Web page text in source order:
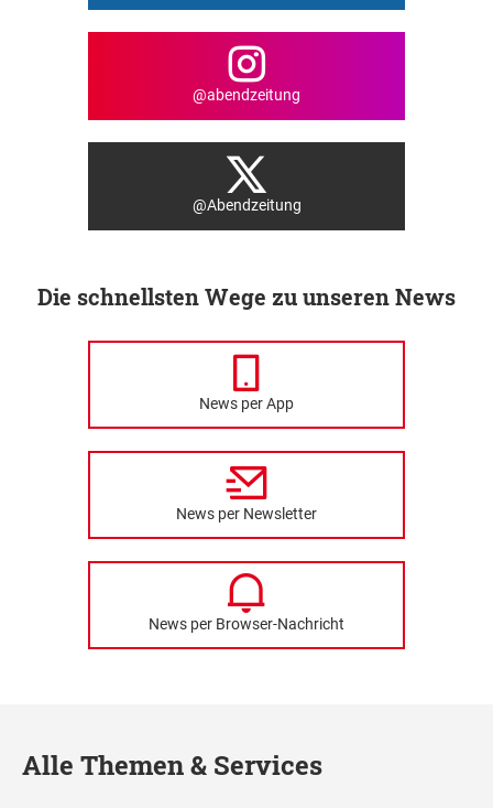
@abendzeitung
@Abendzeitung
Die schnellsten Wege zu unseren News
News per App
News per Newsletter
News per Browser-Nachricht
Alle Themen & Services